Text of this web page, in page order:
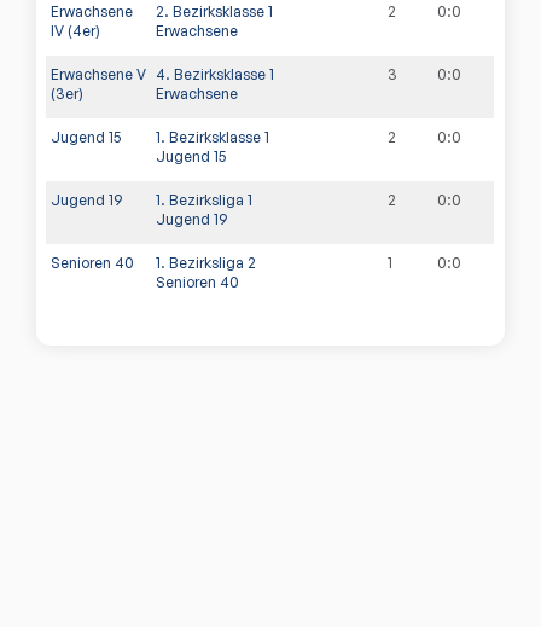
Erwachsene
IV (4er)
2. Bezirksklasse 1
Erwachsene
2 0:0
Erwachsene V
(3er)
4. Bezirksklasse 1
Erwachsene
3 0:0
Jugend 15
1. Bezirksklasse 1
Jugend 15
2 0:0
Jugend 19
1. Bezirksliga 1
Jugend 19
2 0:0
Senioren 40
1. Bezirksliga 2
Senioren 40
1 0:0